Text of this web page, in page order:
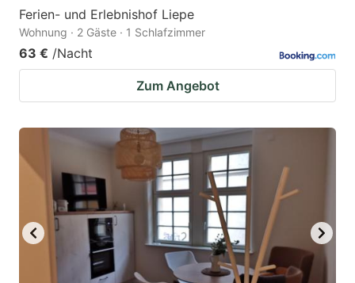
Ferien- und Erlebnishof Liepe
Wohnung · 2 Gäste · 1 Schlafzimmer
63 € /Nacht
Zum Angebot